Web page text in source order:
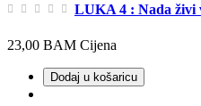
LUKA 4 : Nada živi
23,00 BAM Cijena
Dodaj u košaricu